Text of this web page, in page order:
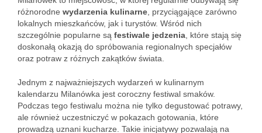
różnorodne wydarzenia kulinarne , przyciągające zarówno
lokalnych mieszkańców, jak i turystów. Wśród nich
szczególnie popularne są festiwale jedzenia , które stają się
doskonałą okazją do spróbowania regionalnych specjałów
oraz potraw z różnych zakątków świata.
Jednym z najważniejszych wydarzeń w kulinarnym
kalendarzu Milanówka jest coroczny festiwal smaków.
Podczas tego festiwalu można nie tylko degustować potrawy,
ale również uczestniczyć w pokazach gotowania, które
prowadzą uznani kucharze. Takie inicjatywy pozwalają na